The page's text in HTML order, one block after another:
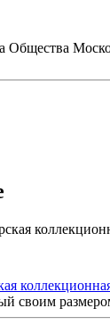
Общества
своим